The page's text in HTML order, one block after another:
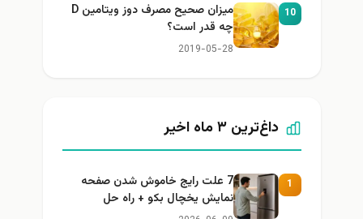
10
میزان صحیح مصرف دوز ویتامین D
چه قدر است؟
2019-05-28
داغ‌ترین ۳ ماه اخیر
1
7 علت رایج خاموش شدن صفحه
نمایش یخچال بکو + راه حل